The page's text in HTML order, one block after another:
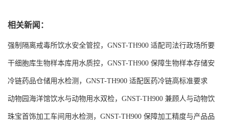
相关新闻：
强制隔离戒毒所饮水安全管控，GNST-TH900 适配司法行政场所要
求
干细胞库生物样本库用水质控，GNST-TH900 保障生物样本存储安
全
冷链药品仓储用水检测，GNST-TH900 适配医药冷链高标准要求
动物园海洋馆饮水与动物用水双检，GNST-TH900 兼顾人与动物饮
水安全
珠宝首饰加工车间用水检测，GNST-TH900 保障加工精度与产品品